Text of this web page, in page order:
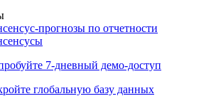
прогнозы по отчетности
7-дневный демо-доступ
глобальную базу данных